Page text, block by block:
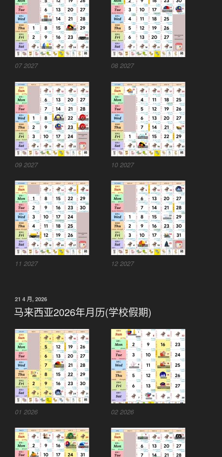
07 2027 08 2027
09 2027 10 2027
11 2027 12 2027
发
布
于
21 4 月, 2026
马来西亚2026年月历(学校假期)
01 2026 02 2026